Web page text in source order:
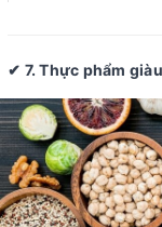
✔ 7. Thực phẩm